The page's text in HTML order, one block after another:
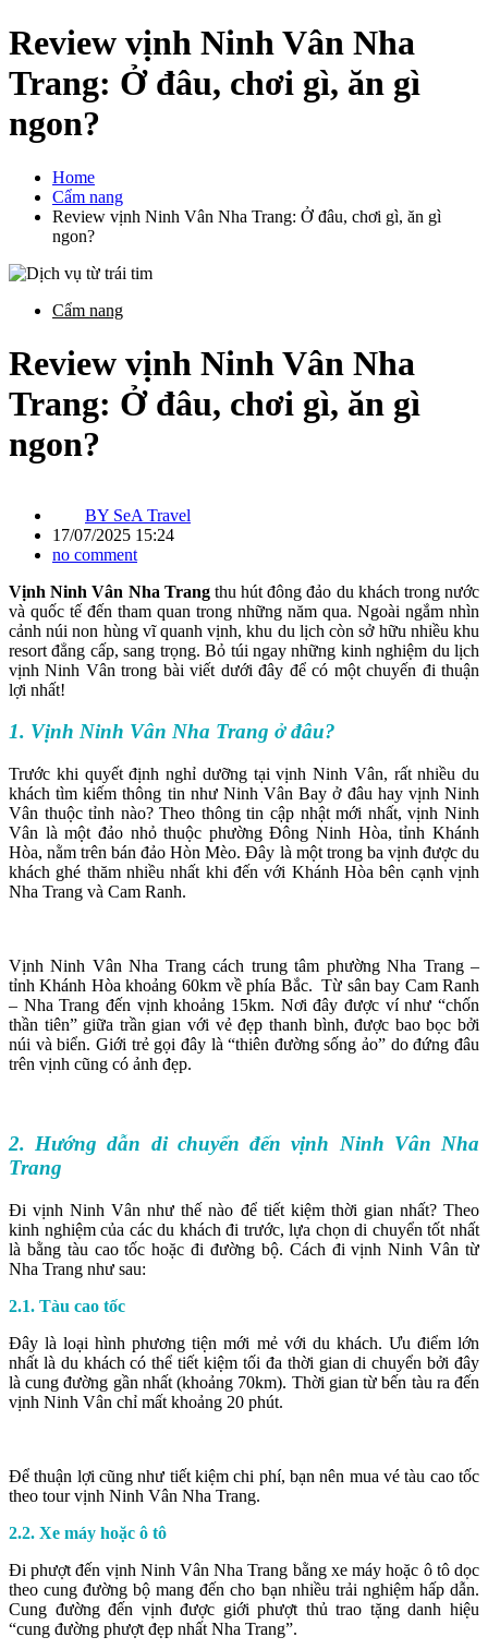
Review vịnh Ninh Vân Nha
Trang: Ở đâu, chơi gì, ăn gì
ngon?
Home
Cẩm nang
Review vịnh Ninh Vân Nha Trang: Ở đâu, chơi gì, ăn gì
ngon?
Cẩm nang
Review vịnh Ninh Vân Nha
Trang: Ở đâu, chơi gì, ăn gì
ngon?
BY SeA Travel
17/07/2025 15:24
no comment
Vịnh Ninh Vân Nha Trangthu hút đông đảo du khách trong nước
và quốc tế đến tham quan trong những năm qua. Ngoài ngắm nhìn
cảnh núi non hùng vĩ quanh vịnh, khu du lịch còn sở hữu nhiều khu
resort đẳng cấp, sang trọng. Bỏ túi ngay những kinh nghiệm du lịch
vịnh Ninh Vân trong bài viết dưới đây để có một chuyến đi thuận
lợi nhất!
1. Vịnh Ninh Vân Nha Trang ở đâu?
Trước khi quyết định nghỉ dưỡng tại vịnh Ninh Vân, rất nhiều du
khách tìm kiếm thông tin như Ninh Vân Bay ở đâu hay vịnh Ninh
Vân thuộc tỉnh nào? Theo thông tin cập nhật mới nhất, vịnh Ninh
Vân là một đảo nhỏ thuộc phường Đông Ninh Hòa, tỉnh Khánh
Hòa, nằm trên bán đảo Hòn Mèo. Đây là một trong ba vịnh được du
khách ghé thăm nhiều nhất khi đến với Khánh Hòa bên cạnh vịnh
Nha Trang và Cam Ranh.
Vịnh Ninh Vân Nha Trang cách trung tâm phường Nha Trang –
tỉnh Khánh Hòa khoảng 60km về phía Bắc. Từ sân bay Cam Ranh
– Nha Trang đến vịnh khoảng 15km. Nơi đây được ví như “chốn
thần tiên” giữa trần gian với vẻ đẹp thanh bình, được bao bọc bởi
núi và biển. Giới trẻ gọi đây là “thiên đường sống ảo” do đứng đâu
trên vịnh cũng có ảnh đẹp.
2. Hướng dẫn di chuyển đến vịnh Ninh Vân Nha
Trang
Đi vịnh Ninh Vân như thế nào để tiết kiệm thời gian nhất? Theo
kinh nghiệm của các du khách đi trước, lựa chọn di chuyển tốt nhất
là bằng tàu cao tốc hoặc đi đường bộ. Cách đi vịnh Ninh Vân từ
Nha Trang như sau:
2.1. Tàu cao tốc
Đây là loại hình phương tiện mới mẻ với du khách. Ưu điểm lớn
nhất là du khách có thể tiết kiệm tối đa thời gian di chuyển bởi đây
là cung đường gần nhất (khoảng 70km). Thời gian từ bến tàu ra đến
vịnh Ninh Vân chỉ mất khoảng 20 phút.
Để thuận lợi cũng như tiết kiệm chi phí, bạn nên mua vé tàu cao tốc
theo tour vịnh Ninh Vân Nha Trang.
2.2. Xe máy hoặc ô tô
Đi phượt đến vịnh Ninh Vân Nha Trang bằng xe máy hoặc ô tô dọc
theo cung đường bộ mang đến cho bạn nhiều trải nghiệm hấp dẫn.
Cung đường đến vịnh được giới phượt thủ trao tặng danh hiệu
“cung đường phượt đẹp nhất Nha Trang”.